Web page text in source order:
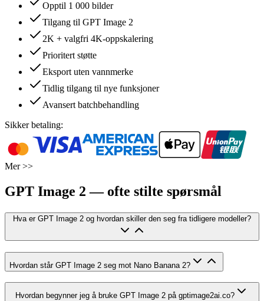
Opptil 1 000 bilder
Tilgang til GPT Image 2
2K + valgfri 4K-oppskalering
Prioritert støtte
Eksport uten vannmerke
Tidlig tilgang til nye funksjoner
Avansert batchbehandling
Sikker betaling:
Mer >>
GPT Image 2 — ofte stilte spørsmål
Hva er GPT Image 2 og hvordan skiller den seg fra tidligere modeller?
Hvordan står GPT Image 2 seg mot Nano Banana 2?
Hvordan begynner jeg å bruke GPT Image 2 på gptimage2ai.co?